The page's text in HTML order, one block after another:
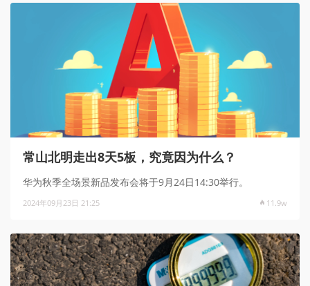
常山北明走出8天5板，究竟因为什么？
华为秋季全场景新品发布会将于9月24日14:30举行。
2024年09月23日 21:25 11.9w